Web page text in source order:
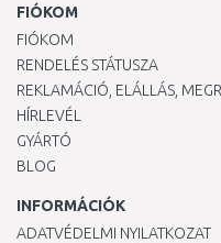
FIÓKOM
FIÓKOM
RENDELÉS STÁTUSZA
REKLAMÁCIÓ, ELÁLLÁS,
HÍRLEVÉL
GYÁRTÓ
BLOG
INFORMÁCIÓK
ADATVÉDELMI NYILATKOZAT